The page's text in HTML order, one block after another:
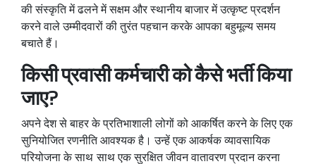
की संस्कृति में ढलने में सक्षम और स्थानीय बाजार में उत्कृष्ट प्रदर्शन
करने वाले उम्मीदवारों की तुरंत पहचान करके आपका बहुमूल्य समय
बचाते हैं।
किसी प्रवासी कर्मचारी को कैसे भर्ती किया
जाए?
अपने देश से बाहर के प्रतिभाशाली लोगों को आकर्षित करने के लिए एक
सुनियोजित रणनीति आवश्यक है। उन्हें एक आकर्षक व्यावसायिक
परियोजना के साथ-साथ एक सुरक्षित जीवन वातावरण प्रदान करना